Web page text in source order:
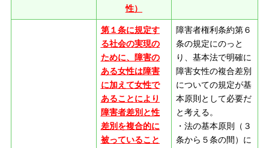
性）
第１条に規定す
る社会の実現の
ために、障害の
ある女性は障害
に加えて女性で
あることにより
障害者差別と性
差別を複合的に
被っていること
障害者権利条約第６
条の規定にのっと
り、基本法で明確に
障害女性の複合差別
についての規定が基
本原則として必要だ
と考える。
・法の基本原則（３
条から５条の間）に